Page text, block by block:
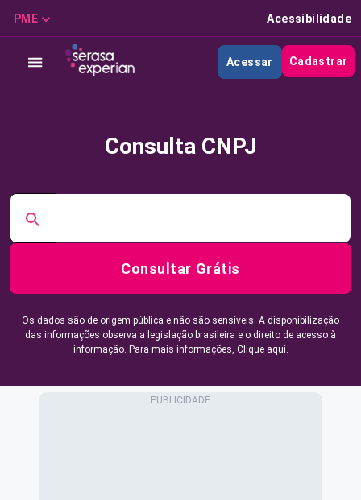
PME Acessibilidade
Acessar Cadastrar
Consulta CNPJ
Consultar Grátis
Os dados são de origem pública e não são sensíveis. A disponibilização
das informações observa a legislação brasileira e o direito de acesso à
informação. Para mais informações, Clique aqui.